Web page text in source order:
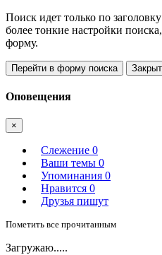
Поиск идет только по
более тонкие настройки
форму.
Перейти в форму поиска
Оповещения
×
Слежение 0
Ваши темы 0
Упоминания 0
Нравится 0
Друзья пишут
Пометить все прочитанным
Загружаю.....